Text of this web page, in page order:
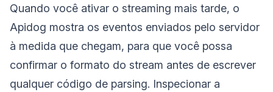
Quando você ativar o streaming mais tarde, o
Apidog mostra os eventos enviados pelo servidor
à medida que chegam, para que você possa
confirmar o formato do stream antes de escrever
qualquer código de parsing. Inspecionar a